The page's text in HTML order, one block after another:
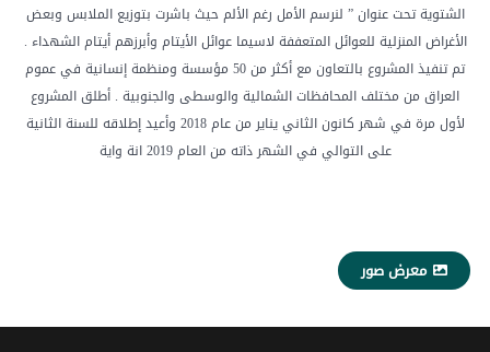
الشتوية تحت عنوان ” لنرسم الأمل رغم الألم حيث باشرت بتوزيع الملابس وبعض
الأغراض المنزلية للعوائل المتعففة لاسيما عوائل الأيتام وأبرزهم أيتام الشهداء .
تم تنفيذ المشروع بالتعاون مع أكثر من 50 مؤسسة ومنظمة إنسانية في عموم
العراق من مختلف المحافظات الشمالية والوسطى والجنوبية . أطلق المشروع
لأول مرة في شهر كانون الثاني يناير من عام 2018 وأعيد إطلاقه للسنة الثانية
على التوالي في الشهر ذاته من العام 2019 انة واية
معرض صور